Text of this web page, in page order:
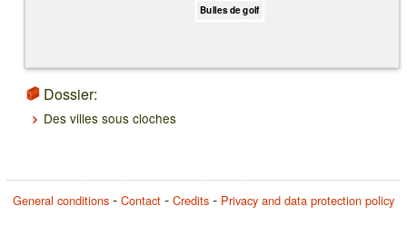
Bulles de golf
Dossier:
Des villes sous cloches
General conditions Contact Credits Privacy and data protection policy